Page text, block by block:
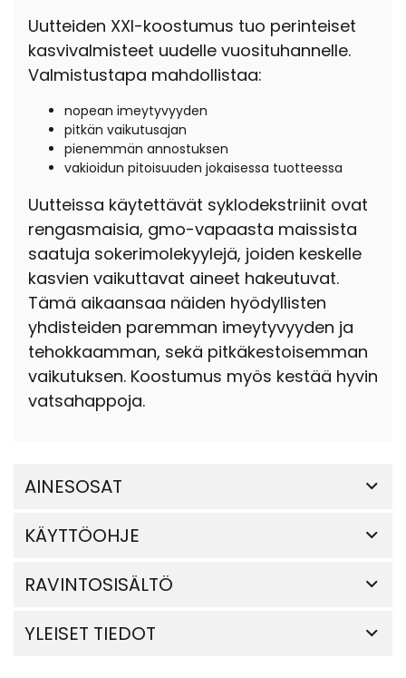
Uutteiden XXI-koostumus tuo perinteiset
kasvivalmisteet uudelle vuosituhannelle.
Valmistustapa mahdollistaa:
nopean imeytyvyyden
pitkän vaikutusajan
pienemmän annostuksen
vakioidun pitoisuuden jokaisessa tuotteessa
Uutteissa käytettävät syklodekstriinit ovat
rengasmaisia, gmo-vapaasta maissista
saatuja sokerimolekyylejä, joiden keskelle
kasvien vaikuttavat aineet hakeutuvat.
Tämä aikaansaa näiden hyödyllisten
yhdisteiden paremman imeytyvyyden ja
tehokkaamman, sekä pitkäkestoisemman
vaikutuksen. Koostumus myös kestää hyvin
vatsahappoja.
AINESOSAT
KÄYTTÖOHJE
RAVINTOSISÄLTÖ
YLEISET TIEDOT